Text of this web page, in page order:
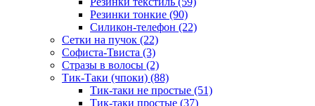
Резинки тонкие (90)
Силикон-телефон (22)
Сетки на пучок (22)
Софиста-Твиста (3)
Стразы в волосы (2)
Тик-Таки (чпоки) (88)
Тик-таки не простые (51)
Тик-таки простые (37)